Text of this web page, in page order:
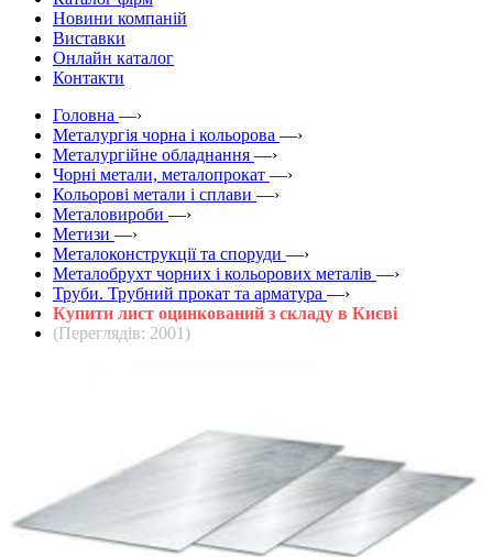
Новини компаній
Виставки
Онлайн каталог
Контакти
Головна —›
Металургія чорна і кольорова —›
Металургійне обладнання —›
Чорні метали, металопрокат —›
Кольорові метали і сплави —›
Металовироби —›
Метизи —›
Металоконструкції та споруди —›
Металобрухт чорних і кольорових металів —›
Труби. Трубний прокат та арматура —›
Купити лист оцинкований з складу в Києві
(Переглядів: 2001)